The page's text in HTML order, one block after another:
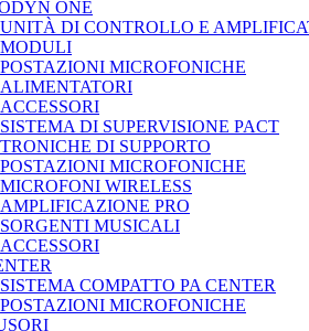
ONE
UNITÀ DI CONTROLLO E
MODULI
POSTAZIONI MICROFONICHE
ALIMENTATORI
ACCESSORI
SISTEMA DI SUPERVISIONE PACT
DI SUPPORTO
POSTAZIONI MICROFONICHE
MICROFONI WIRELESS
AMPLIFICAZIONE PRO
SORGENTI MUSICALI
ACCESSORI
SISTEMA COMPATTO PA CENTER
POSTAZIONI MICROFONICHE